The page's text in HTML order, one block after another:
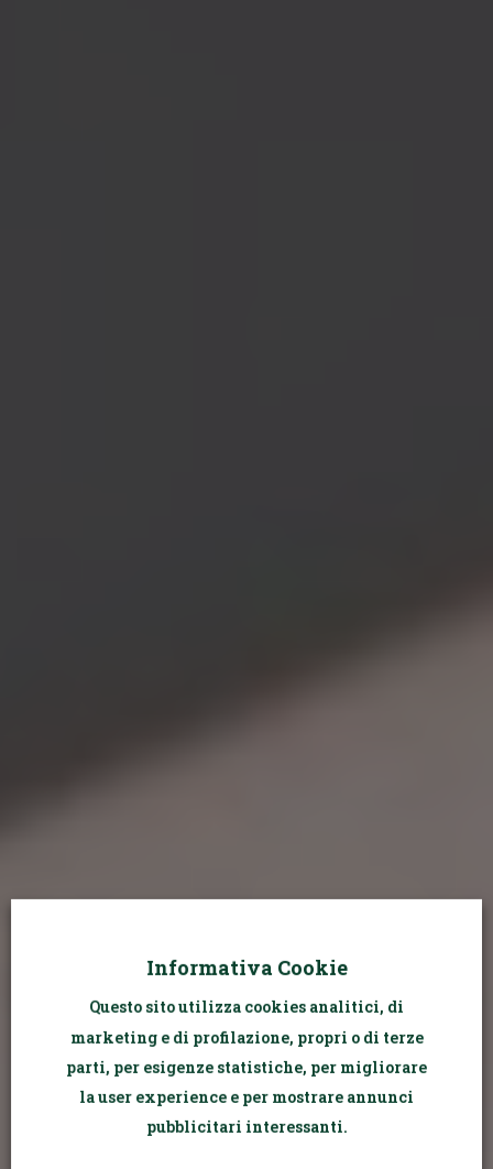
FOTO IN
GRAVIDANZA
FAI DA TE
Informativa Cookie
Questo sito utilizza cookies analitici, di
marketing e di profilazione, propri o di terze
parti, per esigenze statistiche, per migliorare
la user experience e per mostrare annunci
pubblicitari interessanti.